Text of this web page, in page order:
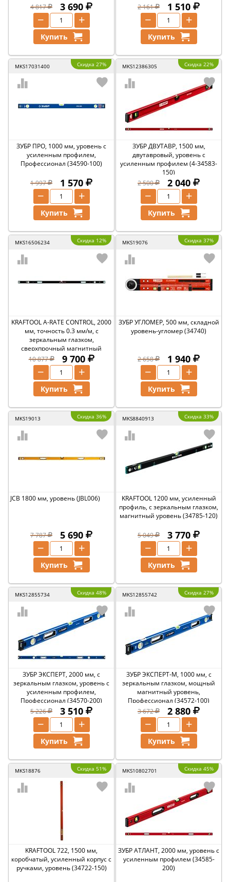
4 817
3 690
+
−
Купить
2 161 1 510
+
−
Купить
MKS17031400 Скидка 27%
ЗУБР ПРО, 1000 мм, уровень с
усиленным профилем,
Профессионал (34590-100)
1 997 1 570
+
−
Купить
MKS12386305 Скидка 22%
ЗУБР ДВУТАВР, 1500 мм,
двутавровый, уровень с
усиленным профилем (4-34583-
150)
2 500
2 040
+
−
Купить
MKS16506234 Скидка 12%
KRAFTOOL A-RATE CONTROL, 2000
мм, точность 0.3 мм/м, с
зеркальным глазком,
сверхпрочный магнитный
уровень (34988-200)
10 877 9 700
+
−
Купить
MKS19076 Скидка 37%
ЗУБР УГЛОМЕР, 500 мм, складной
уровень-угломер (34740)
2 658 1 940
+
−
Купить
MKS19013 Скидка 36%
JCB 1800 мм, уровень (JBL006)
7 787 5 690
+
−
Купить
MKS8840913 Скидка 33%
KRAFTOOL 1200 мм, усиленный
профиль, с зеркальным глазком,
магнитный уровень (34785-120)
5 049 3 770
+
−
Купить
MKS12855734 Скидка 48%
ЗУБР ЭКСПЕРТ, 2000 мм, с
зеркальным глазком, уровень с
усиленным профилем,
Профессионал (34570-200)
5 226
3 510
+
−
Купить
MKS12855742 Скидка 27%
ЗУБР ЭКСПЕРТ-М, 1000 мм, с
зеркальным глазком, мощный
магнитный уровень,
Профессионал (34572-100)
3 672
2 880
+
−
Купить
MKS18876 Скидка 51%
KRAFTOOL 722, 1500 мм,
коробчатый, усиленный корпус с
ручками, уровень (34722-150)
MKS10802701 Скидка 45%
ЗУБР АТЛАНТ, 2000 мм, уровень с
усиленным профилем (34585-
200)